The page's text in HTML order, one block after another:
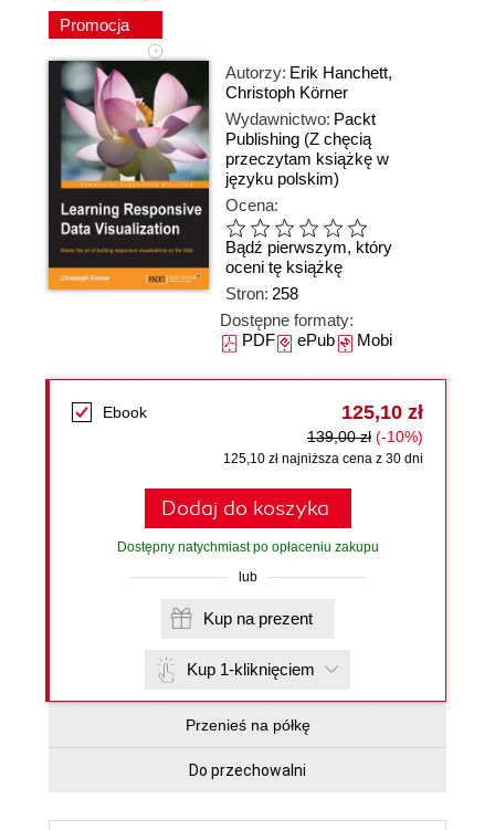
Promocja
Autorzy: Erik Hanchett,
Christoph Körner
Wydawnictwo: Packt
Publishing (Z chęcią
przeczytam książkę w
języku polskim)
Ocena:
Bądź pierwszym, który
oceni tę książkę
Stron: 258
Dostępne formaty:
PDFePubMobi
Ebook 125,10 zł
139,00 zł (-10%)
125,10 zł najniższa cena z 30 dni
Dodaj do koszyka
Dostępny natychmiast po opłaceniu zakupu
lub
Kup na prezent
Kup 1-kliknięciem
Przenieś na półkę
Do przechowalni